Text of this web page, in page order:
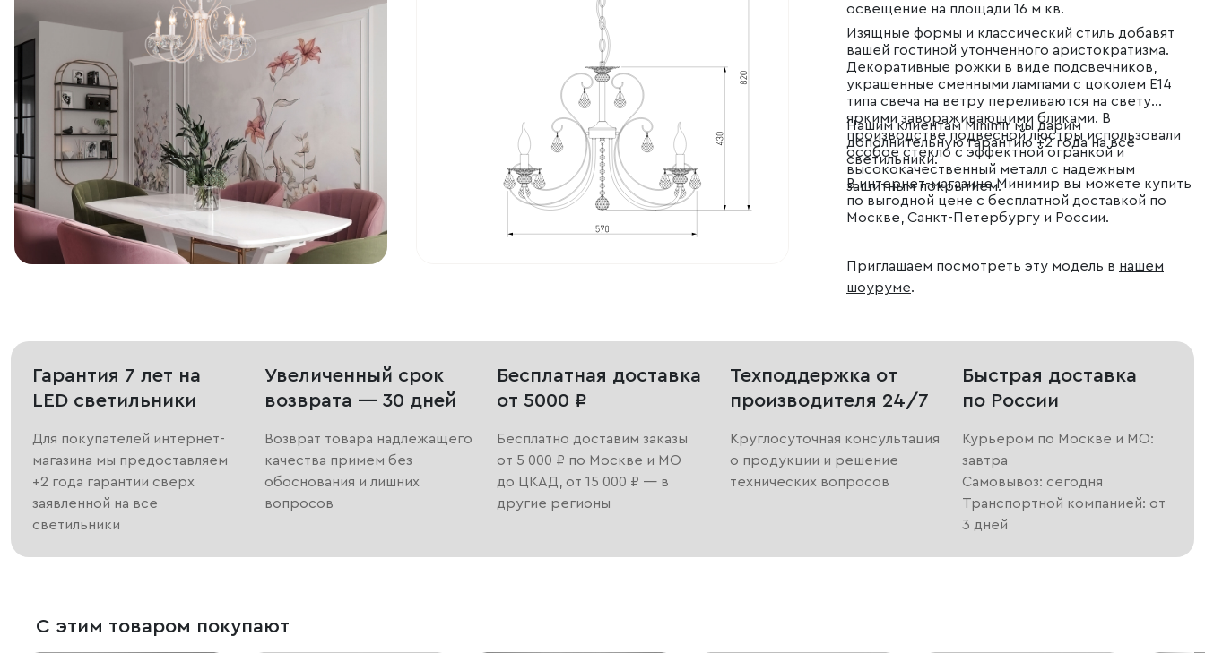
освещение на площади 16 м кв.
Изящные формы и классический стиль добавят
вашей гостиной утонченного аристократизма.
Декоративные рожки в виде подсвечников,
украшенные сменными лампами с цоколем E14
типа свеча на ветру переливаются на свету
яркими завораживающими бликами. В
производстве подвесной люстры использовали
особое стекло с эффектной огранкой и
высококачественный металл с надежным
защитным покрытием.
Нашим клиентам Minimir мы дарим
дополнительную гарантию +2 года на все
светильники.
В интернет-магазине Минимир вы можете купить
по выгодной цене с бесплатной доставкой по
Москве, Санкт-Петербургу и России.
Приглашаем посмотреть эту модель в нашем
шоуруме.
Гарантия 7 лет на
LED светильники
Для покупателей интернет-
магазина мы предоставляем
+2 года гарантии сверх
заявленной на все
светильники
Увеличенный срок
возврата — 30 дней
Возврат товара надлежащего
качества примем без
обоснования и лишних
вопросов
Бесплатная доставка
от 5000 ₽
Бесплатно доставим заказы
от 5 000 ₽ по Москве и МО
до ЦКАД, от 15 000 ₽ — в
другие регионы
Техподдержка от
производителя 24/7
Круглосуточная консультация
о продукции и решение
технических вопросов
Быстрая доставка
по России
Курьером по Москве и МО:
завтра
Самовывоз: сегодня
Транспортной компанией: от
3 дней
С этим товаром покупают